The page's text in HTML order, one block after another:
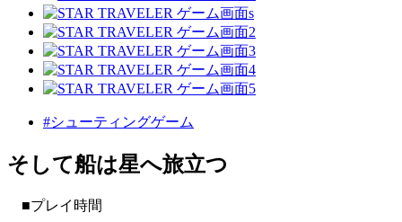
#シューティングゲーム
そして船は星へ旅立つ
■プレイ時間